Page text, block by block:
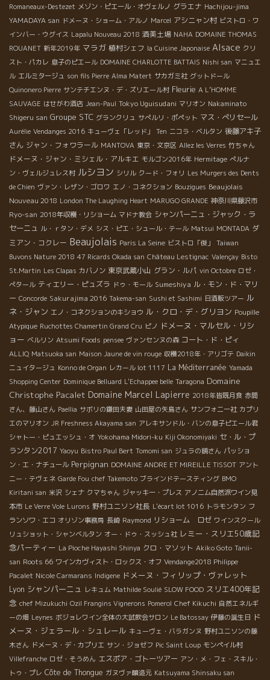
Romaneaux-Destezet メゾン・ピエール・オヴェルノ グラエナ Hachijou-jima
YAMADAYA san ドメーヌ・ショーム・アルノ Marcel アシニャン村 ビストロ・ワ
インバー・ウグイス Lapalu Nouveau 2018 酒美土場 NAHA DOMAINE THOMAS
ROUANET 新年2019年 マラガ 植村シェフ la Cuisine Japonaise Alsace クリ
スト・パカレ 息子のピエール DOMAINE CHARLOTTE BATTAIS Nishi san マニュエ
ル エルミタージュ son fils Pierre Alma Matert サカガミ社 グットドール
Quinonero Pierre サンテチエンヌ・デ・ズリエール村 Fleurie A L’HOMME
SAUVAGE はせがわ酒店 Jean-Paul Tokyo Uguisudani マリオン Nakaminato
Shigeru san Groupe STC グランクリュ サぺルリ・ポペット マス・ぺリセール
Aurélie Vendanges 2016 キューヴェ「レッド」 Ten ニコラ・ベルタン 後藤アキ子
さん ジャン・フォワラール MANTOVA 東京・文京区 Allez les Verres 竹ちゃん
ドメーヌ・ジャン・ミシェル・アルキエ モルゴン2016年 Hermitage ぺルナ
ン・ヴェルジュレス村 ルシヨン シリル クード・フォリ Les Murgers des Dents
de Chien ヴァン・レザン・ゴロワ エノ・コネクション Bouzigues Beaujolais
Nouveau 2018 London The Laughing Heart MARUGO GRANDE 神奈川県藤沢市
Ryo-san 2018年収穫・リショーム マドナ教会 シャンパーニュ・ジャック・ラ
セーニュ ル・ｒタン・デメ シス・ピエ・シュール・テール Matsui MONTADA ダ
ミアン・コクレー Beaujolais Paris La Seine ビストロ「俊」
Taiwan
Buvons Nature 2018 47 Ricards Okada san Château Lestignac Valençay Bisto
St.Martin Les Clapas カバノン 東京武蔵小山 グラン・ルパ vin Octobre ロゼ・
ぺタール ティエリー・ピュズラ ドゥ・モール Sumeshiya ル・モン・ド・マリ
ー Concorde Sakurajima 2016 Takema-san Sushi et Sashimi 日酒販ツアー ル
ネ・ジャン エノ・コネクションのキショウ ル・クロ・デ・グリヨン Poupille
Atypique Ruchottes Chamertin Grand Cru ピノ ドメーヌ・マルセル・リシ
ョー ベルリン Atsumi Foods pensee ヴァンセンヌの森 コート・ド・ピィ
ALLIQ Matsuoka san Maison Jaune de vin rouge 収穫2018年・アリゴテ Daikin
ニュイタージュ Konno de Organ レカール lot 1117 La Méditerranée Yamada
Shopping Center Dominique Belluard L'Echappee belle Taragona Domaine
Christophe Pacalet Domaine Marcel Lapierre 2018年皆既月食 赤間
さん、藤山さん Paellia サボリの鎌田夫妻 山田屋の矢島さん サンフォニー社 カプリ
エのマリオン JR Freshness Akayama san アレキサンドル・バンの息子ピエール君
シャトー・ピュエッシュ・オ Yokohama Midori-ku Kiji Okonomiyaki セ・ル・プ
ランタン2017 Yaoyu Bistro Paul Bert Tomomi san ジュラの鏡さん パッショ
ン・エ・ナチュール Perpignan DOMAINE ANDRE ET MIREILLE TISSOT アント
ニー・テヴェネ Garde Fou chef Takemoto ブラインドテースティング BMO
Kiritani san 米沢 シェナ クマちゃん ジャッキー・プレス アノニム自然派ワイン見
本市 Le Verre Vole Lurons 野村ユニソン社長 L'écart lot 1016 トラモンタン フ
ランソワ・エコ オリゾン事務局 長崎 Raymond リショーム ロゼ ワインスクール
リュショット・シャンベルタン オー・ドゥ・スッシュ社 レミー・スリエ50歳記
念パーティー La Pioche Hayashi Shinya クロ・マソット Akiko Goto Tanii-
san Roots 66 ワインカヴィスト・ロックス・オフ Vendange2018 Philippe
Pacalet Nicole Carmarans Indigene ドメーヌ・フィリップ・ヴァレット
Lyon シャンパーニュ レキュム Mathilde Soulié SLOW FOOD スリエ400年記
念 chef Mizukuchi Ozil Frangins Vignerons Pomerol Chef Kikuchi 自然エネルギ
ーの畑 Leynes ボジョレワイン全体の大試飲会サロン Le Batossay 伊藤の誕生日 ド
メーヌ・ジェラール・シュレール キューヴェ・バラガンヌ 野村ユニソンの藤
木さん ドメーヌ・デ・カプリエ サン・ジョゼフ Pic Saint Loup モンペイル村
Villefranche ロゼ・そうめん エスポア・ゴトーツアー アン・メ・フェ・スキル・
トゥ・プレ Côte de Thongue ガヌヴァ醸造元 Katsuyama Shinsaku san